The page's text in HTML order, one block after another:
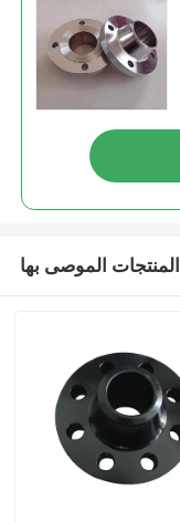
المنتجات الموصى بها